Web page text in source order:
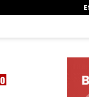
Efisiensi Anggaran